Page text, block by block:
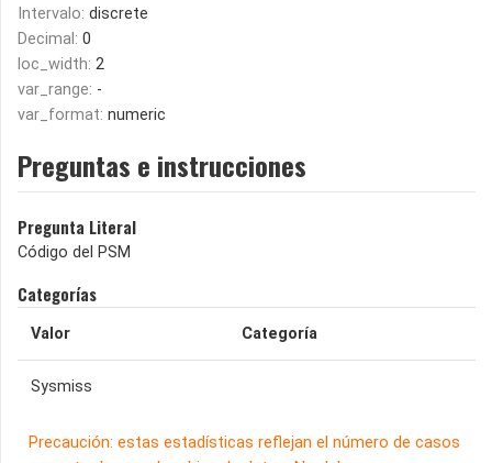
Intervalo: discrete
Decimal: 0
loc_width: 2
var_range: -
var_format: numeric
Preguntas e instrucciones
Pregunta Literal
Código del PSM
Categorías
Valor Categoría
Sysmiss
Precaución: estas estadísticas reflejan el número de casos